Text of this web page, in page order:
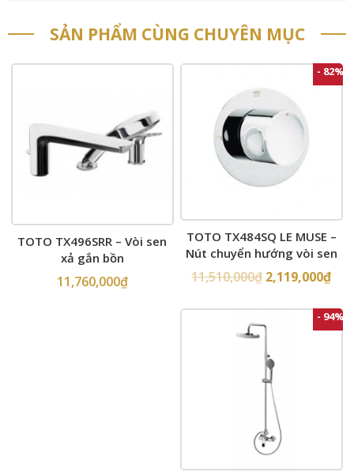
SẢN PHẨM CÙNG CHUYÊN MỤC
TOTO TX496SRR – Vòi sen
xả gắn bồn
11,760,000₫
- 82%
TOTO TX484SQ LE MUSE –
Nút chuyển hướng vòi sen
âm tường
11,510,000₫ 2,119,000₫
- 94%